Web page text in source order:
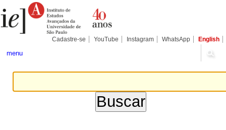
para
conteúdo.
Pessoais
Cadastre-se YouTube Instagram WhatsApp English
menu